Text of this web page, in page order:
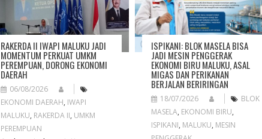
RAKERDA II IWAPI MALUKU JADI
MOMENTUM PERKUAT UMKM
PEREMPUAN, DORONG EKONOMI
DAERAH
06/08/2026
EKONOMI DAERAH, IWAPI
MALUKU, RAKERDA II, UMKM
PEREMPUAN
ISPIKANI: BLOK MASELA BISA
JADI MESIN PENGGERAK
EKONOMI BIRU MALUKU, ASAL
MIGAS DAN PERIKANAN
BERJALAN BERIRINGAN
18/07/2026
BLOK
MASELA, EKONOMI BIRU,
ISPIKANI, MALUKU, MESIN